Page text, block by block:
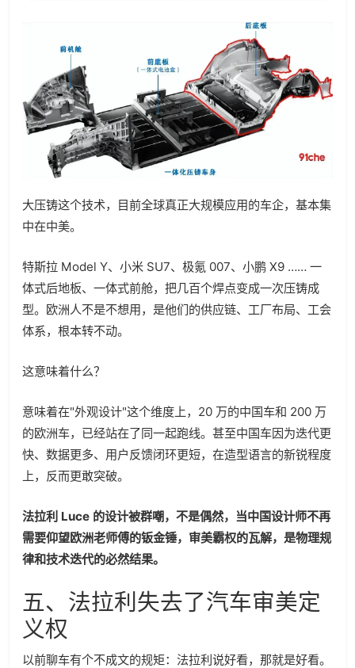
大压铸这个技术，目前全球真正大规模应用的车企，基本集
中在中美。
特斯拉 Model Y、小米 SU7、极氪 007、小鹏 X9 …… 一
体式后地板、一体式前舱，把几百个焊点变成一次压铸成
型。欧洲人不是不想用，是他们的供应链、工厂布局、工会
体系，根本转不动。
这意味着什么？
意味着在"外观设计"这个维度上，20 万的中国车和 200 万
的欧洲车，已经站在了同一起跑线。甚至中国车因为迭代更
快、数据更多、用户反馈闭环更短，在造型语言的新锐程度
上，反而更敢突破。
法拉利 Luce 的设计被群嘲，不是偶然，当中国设计师不再
需要仰望欧洲老师傅的钣金锤，审美霸权的瓦解，是物理规
律和技术迭代的必然结果。
五、法拉利失去了汽车审美定
义权
以前聊车有个不成文的规矩：法拉利说好看，那就是好看。